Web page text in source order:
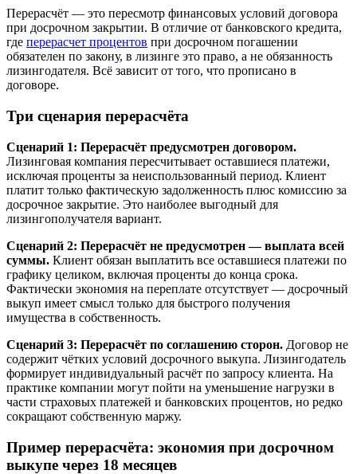
Перерасчёт — это пересмотр финансовых условий договора
при досрочном закрытии. В отличие от банковского кредита,
где перерасчет процентов при досрочном погашении
обязателен по закону, в лизинге это право, а не обязанность
лизингодателя. Всё зависит от того, что прописано в
договоре.
Три сценария перерасчёта
Сценарий 1: Перерасчёт предусмотрен договором.
Лизинговая компания пересчитывает оставшиеся платежи,
исключая проценты за неиспользованный период. Клиент
платит только фактическую задолженность плюс комиссию за
досрочное закрытие. Это наиболее выгодный для
лизингополучателя вариант.
Сценарий 2: Перерасчёт не предусмотрен — выплата всей
суммы. Клиент обязан выплатить все оставшиеся платежи по
графику целиком, включая проценты до конца срока.
Фактически экономия на переплате отсутствует — досрочный
выкуп имеет смысл только для быстрого получения
имущества в собственность.
Сценарий 3: Перерасчёт по соглашению сторон. Договор не
содержит чётких условий досрочного выкупа. Лизингодатель
формирует индивидуальный расчёт по запросу клиента. На
практике компании могут пойти на уменьшение нагрузки в
части страховых платежей и банковских процентов, но редко
сокращают собственную маржу.
Пример перерасчёта: экономия при досрочном
выкупе через 18 месяцев